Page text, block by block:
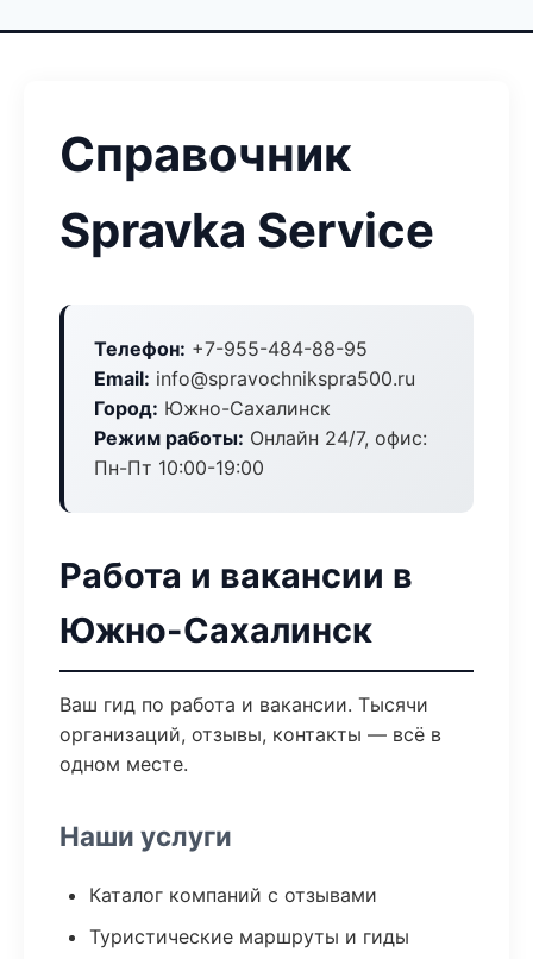
Справочник
Spravka Service
Телефон: +7-955-484-88-95
Email: info@spravochnikspra500.ru
Город: Южно-Сахалинск
Режим работы: Онлайн 24/7, офис:
Пн-Пт 10:00-19:00
Работа и вакансии в
Южно-Сахалинск
Ваш гид по работа и вакансии. Тысячи
организаций, отзывы, контакты — всё в
одном месте.
Наши услуги
Каталог компаний с отзывами
Туристические маршруты и гиды